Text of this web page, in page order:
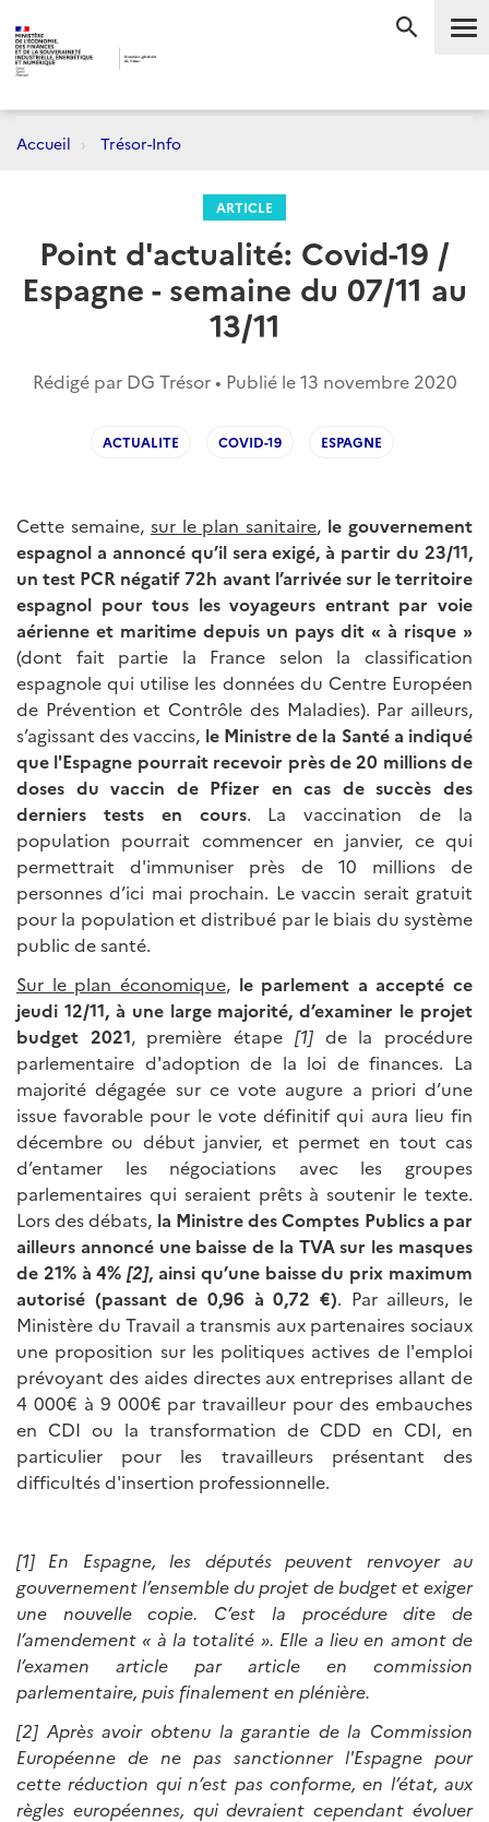
Accueil Trésor-Info
ARTICLE
Point d'actualité: Covid-19 /
Espagne - semaine du 07/11 au
13/11
Rédigé par DG Trésor • Publié le13 novembre 2020
ACTUALITE COVID-19 ESPAGNE
Cette semaine, sur le plan sanitaire, le gouvernement
espagnol a annoncé qu’il sera exigé, à partir du 23/11,
un test PCR négatif 72h avant l’arrivée sur le territoire
espagnol pour tous les voyageurs entrant par voie
aérienne et maritime depuis un pays dit « à risque »
(dont fait partie la France selon la classification
espagnole qui utilise les données du Centre Européen
de Prévention et Contrôle des Maladies). Par ailleurs,
s’agissant des vaccins, le Ministre de la Santé a indiqué
que l'Espagne pourrait recevoir près de 20 millions de
doses du vaccin de Pfizer en cas de succès des
derniers tests en cours. La vaccination de la
population pourrait commencer en janvier, ce qui
permettrait d'immuniser près de 10 millions de
personnes d’ici mai prochain. Le vaccin serait gratuit
pour la population et distribué par le biais du système
public de santé.
Sur le plan économique, le parlement a accepté ce
jeudi 12/11, à une large majorité, d’examiner le projet
budget 2021, première étape [1]de la procédure
parlementaire d'adoption de la loi de finances. La
majorité dégagée sur ce vote augure a priori d’une
issue favorable pour le vote définitif qui aura lieu fin
décembre ou début janvier, et permet en tout cas
d’entamer les négociations avec les groupes
parlementaires qui seraient prêts à soutenir le texte.
Lors des débats, la Ministre des Comptes Publics a par
ailleurs annoncé une baisse de la TVA sur les masques
de 21% à 4%[2], ainsi qu’une baisse du prix maximum
autorisé (passant de 0,96 à 0,72 €). Par ailleurs, le
Ministère du Travail a transmis aux partenaires sociaux
une proposition sur les politiques actives de l'emploi
prévoyant des aides directes aux entreprises allant de
4 000€ à 9 000€ par travailleur pour des embauches
en CDI ou la transformation de CDD en CDI, en
particulier pour les travailleurs présentant des
difficultés d'insertion professionnelle.
[1] En Espagne, les députés peuvent renvoyer au
gouvernement l’ensemble du projet de budget et exiger
une nouvelle copie. C’est la procédure dite de
l’amendement « à la totalité ». Elle a lieu en amont de
l’examen article par article en commission
parlementaire, puis finalement en plénière.
[2] Après avoir obtenu la garantie de la Commission
Européenne de ne pas sanctionner l'Espagne pour
cette réduction qui n’est pas conforme, en l’état, aux
règles européennes, qui devraient cependant évoluer